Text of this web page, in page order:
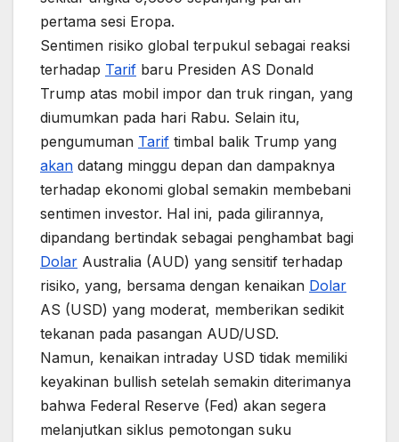
pertama sesi Eropa.
Sentimen risiko global terpukul sebagai reaksi
terhadap Tarif baru Presiden AS Donald
Trump atas mobil impor dan truk ringan, yang
diumumkan pada hari Rabu. Selain itu,
pengumuman Tarif timbal balik Trump yang
akan datang minggu depan dan dampaknya
terhadap ekonomi global semakin membebani
sentimen investor. Hal ini, pada gilirannya,
dipandang bertindak sebagai penghambat bagi
Dolar Australia (AUD) yang sensitif terhadap
risiko, yang, bersama dengan kenaikan Dolar
AS (USD) yang moderat, memberikan sedikit
tekanan pada pasangan AUD/USD.
Namun, kenaikan intraday USD tidak memiliki
keyakinan bullish setelah semakin diterimanya
bahwa Federal Reserve (Fed) akan segera
melanjutkan siklus pemotongan suku